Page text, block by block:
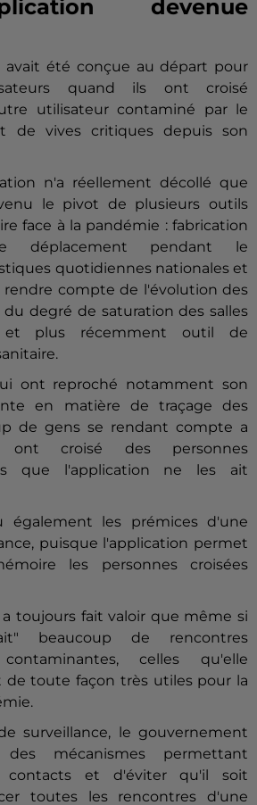
devenue
avait été conçue au départ pour
quand ils ont croisé
utilisateur contaminé par le
de vives critiques depuis son
n'a réellement décollé que
le pivot de plusieurs outils
face à la pandémie : fabrication
déplacement pendant le
quotidiennes nationales et
rendre compte de l'évolution des
degré de saturation des salles
et plus récemment outil de
ont reproché notamment son
en matière de traçage des
de gens se rendant compte a
ont croisé des personnes
que l'application ne les ait
également les prémices d'une
puisque l'application permet
les personnes croisées
toujours fait valoir que même si
beaucoup de rencontres
celles qu'elle
toute façon très utiles pour la
surveillance, le gouvernement
mécanismes permettant
contacts et d'éviter qu'il soit
toutes les rencontres d'une